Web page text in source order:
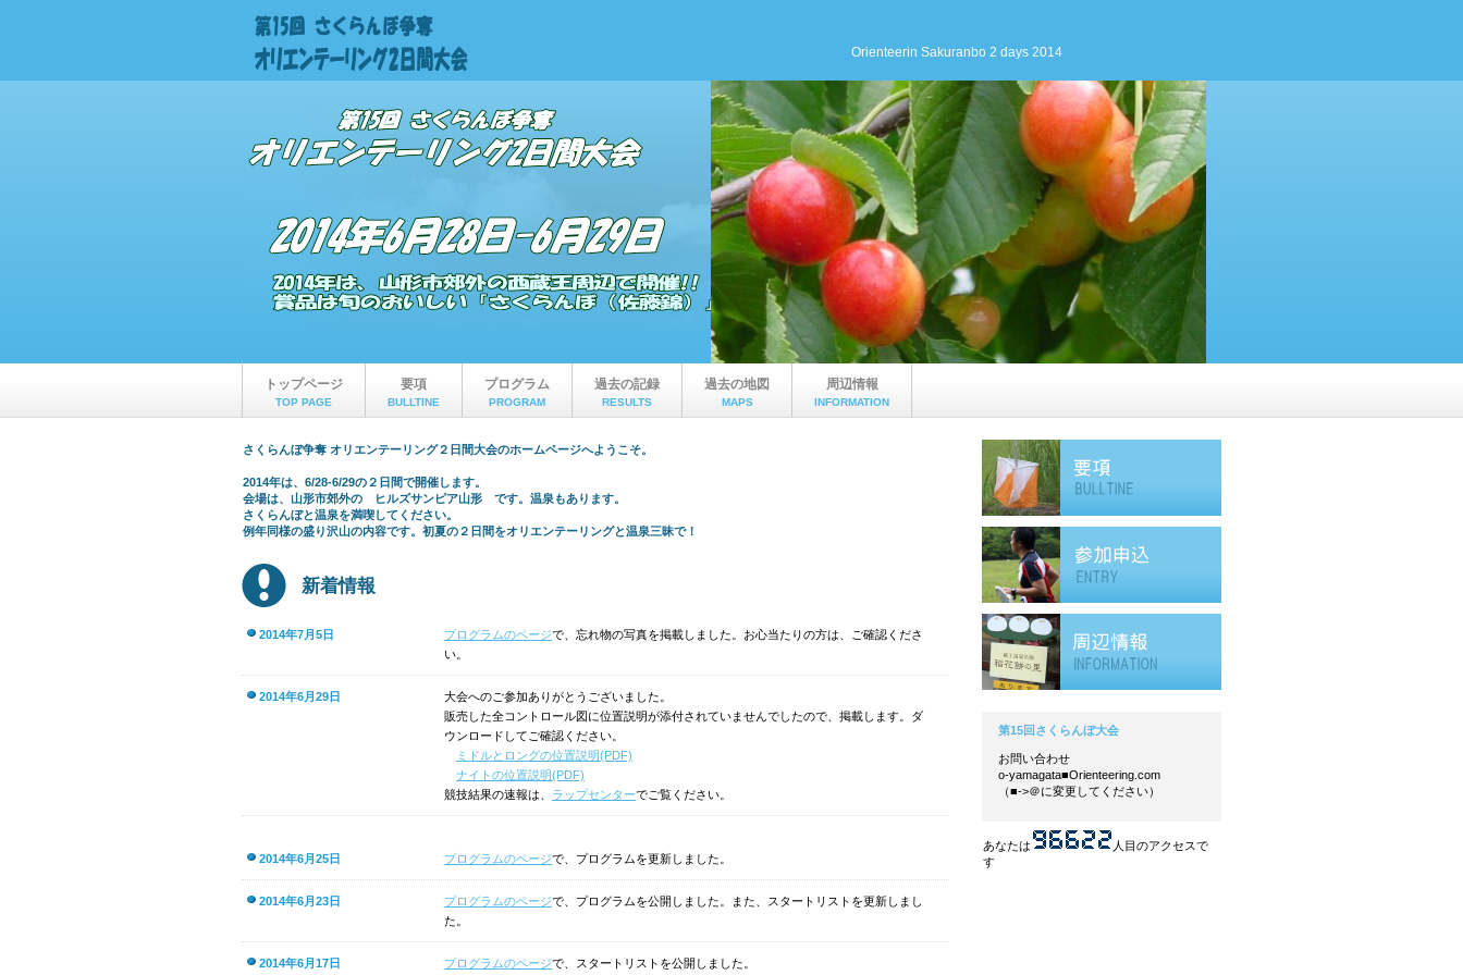
Orienteerin Sakuranbo 2 days 2014
さくらんぼ争奪 オリエンテーリング２日間大会のホームページへようこそ。
2014年は、6/28-6/29の２日間で開催します。
会場は、山形市郊外の ヒルズサンピア山形 です。温泉もあります。
さくらんぼと温泉を満喫してください。
例年同様の盛り沢山の内容です。初夏の２日間をオリエンテーリングと温泉三昧で！
新着情報
2014年7月5日 プログラムのページで、忘れ物の写真を掲載しました。お心当たりの方は、ご確認くださ
い。
2014年6月29日
大会へのご参加ありがとうございました。
販売した全コントロール図に位置説明が添付されていませんでしたので、掲載します。ダ
ウンロードしてご確認ください。
ミドルとロングの位置説明(PDF)
ナイトの位置説明(PDF)
競技結果の速報は、 ラップセンターでご覧ください。
2014年6月25日 プログラムのページで、プログラムを更新しました。
2014年6月23日 プログラムのページで、プログラムを公開しました。また、スタートリストを更新しまし
た。
2014年6月17日 プログラムのページで、スタートリストを公開しました。
トップページ
TOP PAGE
要項
BULLTINE
プログラム
PROGRAM
過去の記録
RESULTS
過去の地図
MAPS
周辺情報
INFORMATION
第15回さくらんぼ大会
お問い合わせ
o-yamagata■Orienteering.com
（■->＠に変更してください）
あなたは
人目のアクセスで
す